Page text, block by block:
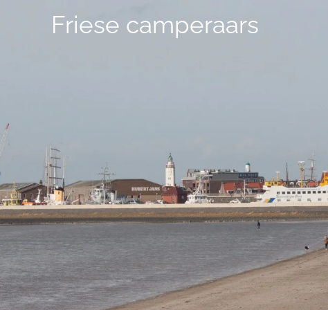
Friese camperaars